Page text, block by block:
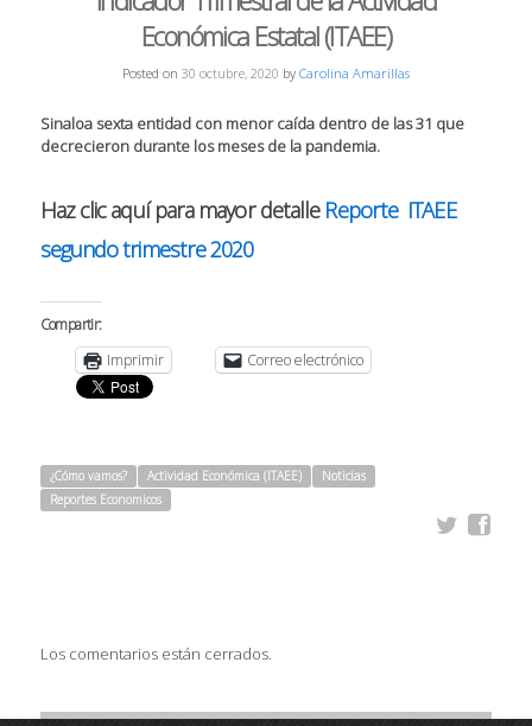
Económica Estatal (ITAEE)
Posted on 30 octubre, 2020 by Carolina Amarillas
Sinaloa sexta entidad con menor caída dentro de las 31 que
decrecieron durante los meses de la pandemia.
Haz clic aquí para mayor detalle Reporte ITAEE
segundo trimestre 2020
Compartir:
Imprimir
Correo electrónico
¿Cómo vamos? Actividad Económica (ITAEE)
Noticias
Reportes Economicos
Los comentarios están cerrados.